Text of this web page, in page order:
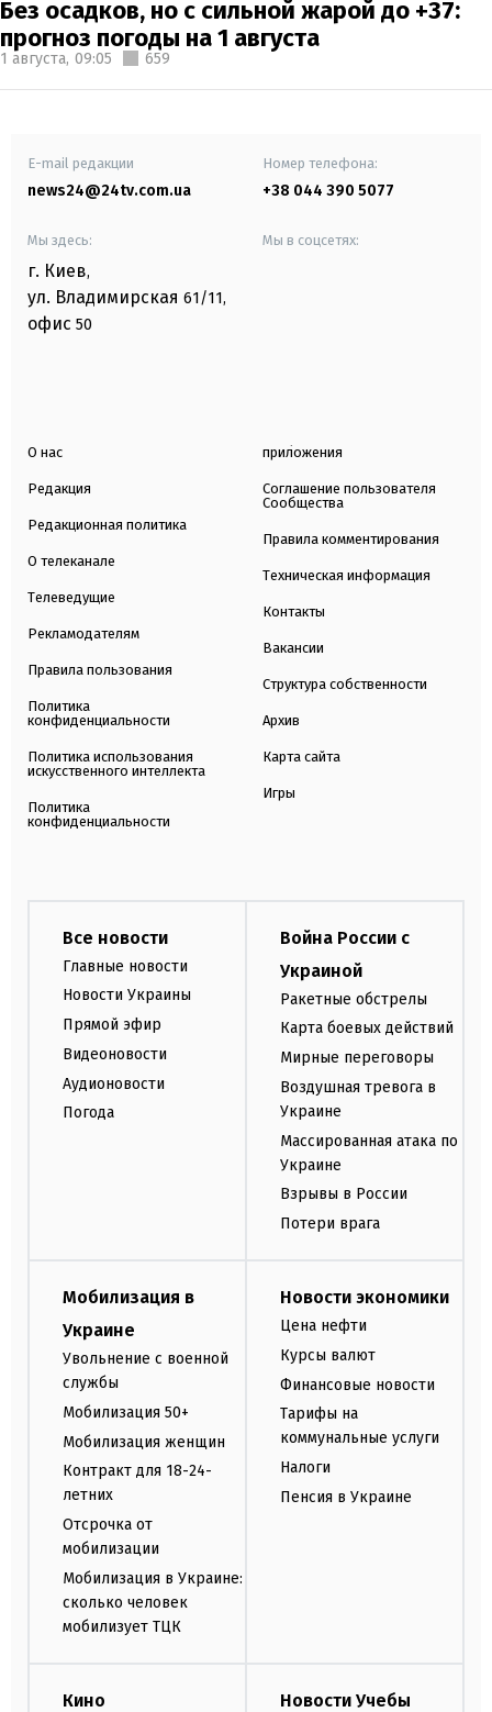
Без осадков, но с сильной жарой до +37:
прогноз погоды на 1 августа
1 августа, 09:05 659
E-mail редакции
news24@24tv.com.ua
Номер телефона:
+38 044 390 5077
Мы здесь:
г. Киев,
ул. Владимирская 61/11,
офис 50
Мы в соцсетях:
О нас
Редакция
Редакционная политика
О телеканале
Телеведущие
Рекламодателям
Правила пользования
Политика
конфиденциальности
Политика использования
искусственного интеллекта
Политика
конфиденциальности
приложения
Соглашение пользователя
Сообщества
Правила комментирования
Техническая информация
Контакты
Вакансии
Структура собственности
Архив
Карта сайта
Игры
Все новости
Главные новости
Новости Украины
Прямой эфир
Видеоновости
Аудионовости
Погода
Война России с
Украиной
Ракетные обстрелы
Карта боевых действий
Мирные переговоры
Воздушная тревога в
Украине
Массированная атака по
Украине
Взрывы в России
Потери врага
Мобилизация в
Украине
Увольнение с военной
службы
Мобилизация 50+
Мобилизация женщин
Контракт для 18-24-
летних
Отсрочка от
мобилизации
Мобилизация в Украине:
сколько человек
мобилизует ТЦК
Новости экономики
Цена нефти
Курсы валют
Финансовые новости
Тарифы на
коммунальные услуги
Налоги
Пенсия в Украине
Кино Новости Учебы